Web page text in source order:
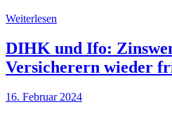
Weiterlesen
DIHK und Ifo:
Versicherern wieder
16. Februar 2024